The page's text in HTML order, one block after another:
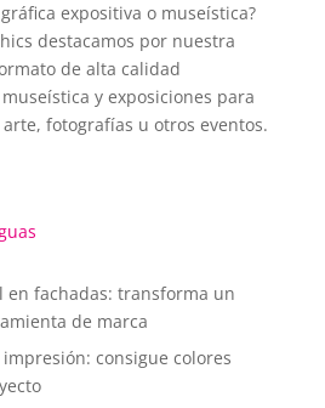
expositiva o museística?
destacamos por nuestra
de alta calidad
y exposiciones para
fotografías u otros eventos.
en fachadas: transforma un
de marca
consigue colores